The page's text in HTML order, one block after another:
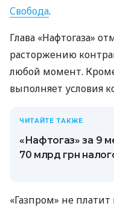
Свобода.
Глава «Нафтогаза»
расторжению
любой момент. Кроме
выполняет условия
ЧИТАЙТЕ ТАКЖЕ
«Нафтогаз» за 9
70 млрд грн
«Газпром» не